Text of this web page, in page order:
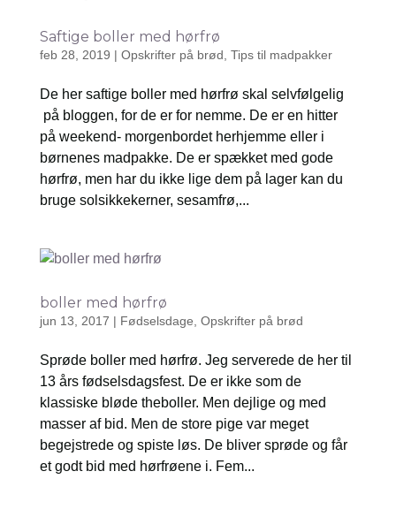
Saftige boller med hørfrø
feb 28, 2019 | Opskrifter på brød Tips til madpakker
De her saftige boller med hørfrø skal selvfølgelig
på bloggen, for de er for nemme. De er en hitter
på weekend- morgenbordet herhjemme eller i
børnenes madpakke. De er spækket med gode
hørfrø, men har du ikke lige dem på lager kan du
bruge solsikkekerner, sesamfrø,...
boller med hørfrø
jun 13, 2017 | Fødselsdage Opskrifter på brød
Sprøde boller med hørfrø. Jeg serverede de her til
13 års fødselsdagsfest. De er ikke som de
klassiske bløde theboller. Men dejlige og med
masser af bid. Men de store pige var meget
begejstrede og spiste løs. De bliver sprøde og får
et godt bid med hørfrøene i. Fem...